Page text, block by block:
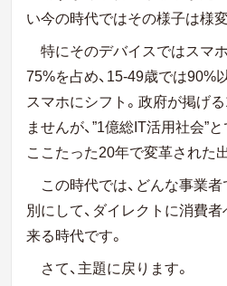
い今の時代ではその様子は様
特にそのデバイスではスマ
75%を占め、15-49歳では90%
スマホにシフト。政府が掲げ
ませんが、”1億総IT活用社会”
ここたった20年で変革された
この時代では、どんな事業
別にして、ダイレクトに消費
来る時代です。
さて、主題に戻ります。